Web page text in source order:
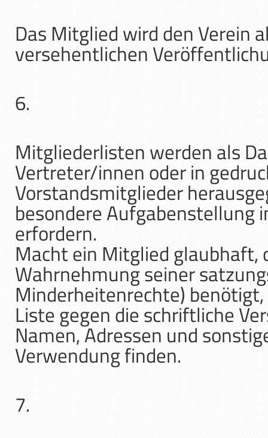
Das Mitglied wird den Verein
versehentlichen
6.
Mitgliederlisten werden als
Vertreter/innen oder in
Vorstandsmitglieder
besondere Aufgabenstellung
erfordern.
Macht ein Mitglied glaubhaft,
Wahrnehmung seiner
Minderheitenrechte)
Liste gegen die schriftliche
Namen, Adressen und
Verwendung finden.
7.